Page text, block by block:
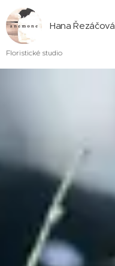
Hana Řezáčová
Floristické studio